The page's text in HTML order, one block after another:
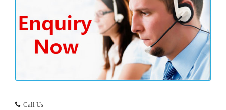
Call Us